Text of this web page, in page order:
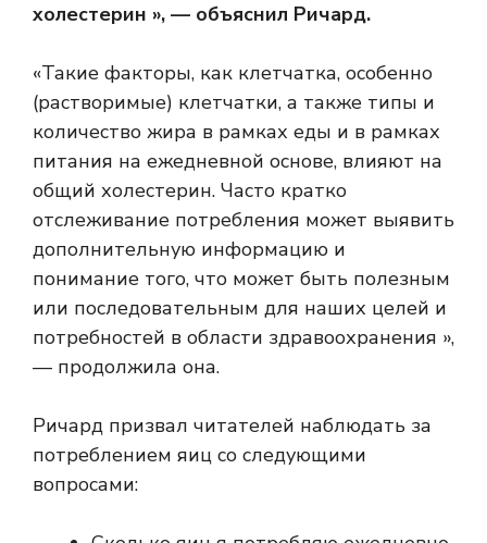
холестерин », — объяснил Ричард.
«Такие факторы, как клетчатка, особенно
(растворимые) клетчатки, а также типы и
количество жира в рамках еды и в рамках
питания на ежедневной основе, влияют на
общий холестерин. Часто кратко
отслеживание потребления может выявить
дополнительную информацию и
понимание того, что может быть полезным
или последовательным для наших целей и
потребностей в области здравоохранения »,
— продолжила она.
Ричард призвал читателей наблюдать за
потреблением яиц со следующими
вопросами: